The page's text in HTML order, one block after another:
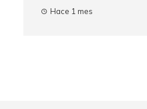
Hace 1 mes